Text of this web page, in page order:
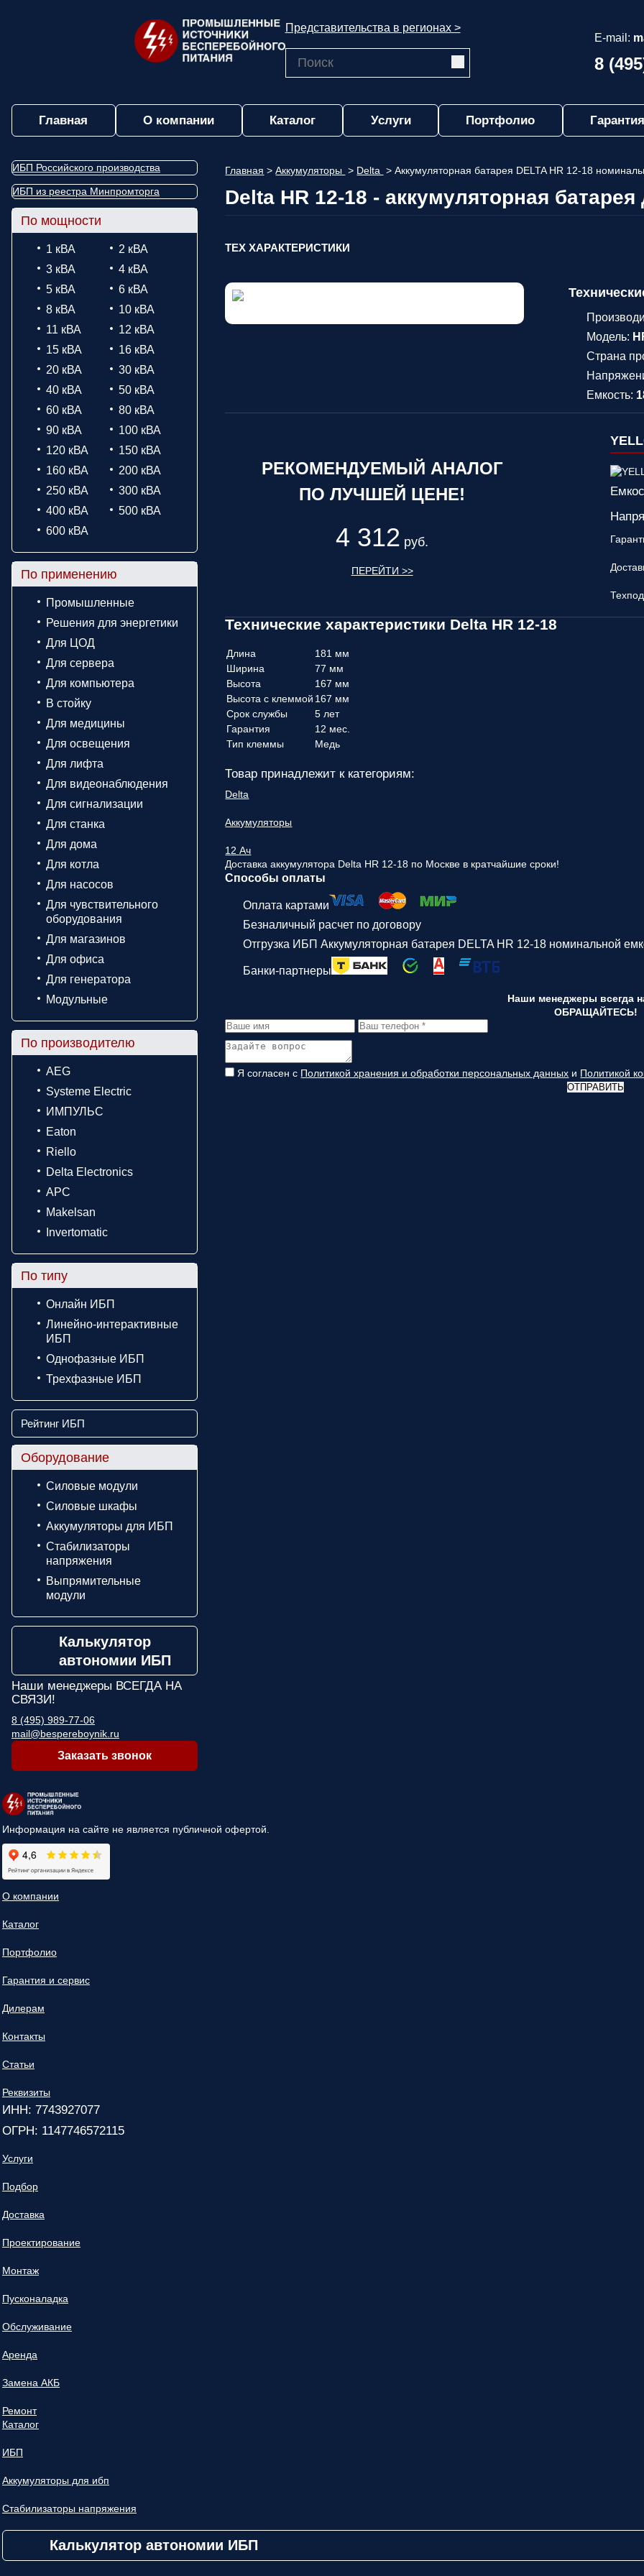
Представительства в регионах >
E-mail:
8
Главная О компании Каталог Услуги Портфолио
ИБП Российского производства
ИБП из реестра Минпромторга
По мощности
1 кВА
2 кВА
3 кВА
4 кВА
5 кВА
6 кВА
8 кВА
10 кВА
11 кВА
12 кВА
15 кВА
16 кВА
20 кВА
30 кВА
40 кВА
50 кВА
60 кВА
80 кВА
90 кВА
100 кВА
120 кВА
150 кВА
160 кВА
200 кВА
250 кВА
300 кВА
400 кВА
500 кВА
600 кВА
По применению
Промышленные
Решения для энергетики
Для ЦОД
Для сервера
Для компьютера
В стойку
Для медицины
Для освещения
Для лифта
Для видеонаблюдения
Для сигнализации
Для станка
Для дома
Для котла
Для насосов
Для чувствительного
оборудования
Для магазинов
Для офиса
Для генератора
Модульные
По производителю
AEG
Systeme Electric
ИМПУЛЬС
Eaton
Riello
Delta Electronics
APC
Makelsan
Invertomatic
По типу
Онлайн ИБП
Линейно-интерактивные
ИБП
Однофазные ИБП
Трехфазные ИБП
Рейтинг ИБП
Оборудование
Силовые модули
Силовые шкафы
Аккумуляторы для ИБП
Стабилизаторы
напряжения
Выпрямительные
модули
Калькулятор
автономии ИБП
Наши менеджеры ВСЕГДА НА
СВЯЗИ!
8 (495) 989-77-06
mail@bespereboynik.ru
Заказать звонок
Главная > Аккумуляторы > Delta > Аккумуляторная батарея DELTA HR 12-18
Delta HR 12-18 - аккумуляторная
ТЕХ ХАРАКТЕРИСТИКИ
Модель:
Страна
Емкость:
РЕКОМЕНДУЕМЫЙ АНАЛОГ
ПО ЛУЧШЕЙ ЦЕНЕ!
4 312 руб.
ПЕРЕЙТИ >>
Технические характеристики Delta HR 12-18
Длина
181 мм
Ширина
77 мм
Высота
167 мм
Высота с клеммой 167 мм
Срок службы
5 лет
Гарантия
12 мес.
Тип клеммы
Медь
Товар принадлежит к категориям:
Delta
Аккумуляторы
12 Ач
Доставка аккумулятора Delta HR 12-18 по Москве в кратчайшие сроки!
Способы оплаты
Оплата картами
Безналичный расчет по договору
Отгрузка ИБП Аккумуляторная батарея DELTA HR 12-18 номинальной
Банки-партнеры
Наши менеджеры всегда
ОБРАЩАЙТЕСЬ!
Я согласен с Политикой хранения и обработки персональных данных и Политикой
ОТПРАВИТЬ
Информация на сайте не является публичной офертой.
О компании
Каталог
Портфолио
Гарантия и сервис
Дилерам
Контакты
Статьи
Реквизиты
ИНН: 7743927077
ОГРН: 1147746572115
Услуги
Подбор
Доставка
Проектирование
Монтаж
Пусконаладка
Обслуживание
Аренда
Замена АКБ
Ремонт
Каталог
ИБП
Аккумуляторы для ибп
Стабилизаторы напряжения
Калькулятор автономии ИБП